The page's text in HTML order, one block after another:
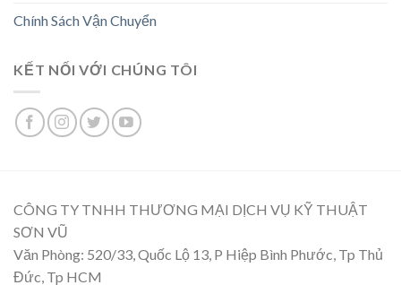
Chính Sách Vận Chuyển
KẾT NỐI VỚI CHÚNG TÔI
CÔNG TY TNHH THƯƠNG MẠI DỊCH VỤ KỸ THUẬT
SƠN VŨ
Văn Phòng: 520/33, Quốc Lộ 13, P Hiệp Bình Phước, Tp Thủ
Đức, Tp HCM